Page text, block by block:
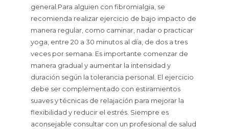
general.Para alguien con fibromialgia, se
recomienda realizar ejercicio de bajo impacto de
manera regular, como caminar, nadar o practicar
yoga, entre 20 a 30 minutos al día, de dos a tres
veces por semana. Es importante comenzar de
manera gradual y aumentar la intensidad y
duración según la tolerancia personal. El ejercicio
debe ser complementado con estiramientos
suaves y técnicas de relajación para mejorar la
flexibilidad y reducir el estrés. Siempre es
aconsejable consultar con un profesional de salud